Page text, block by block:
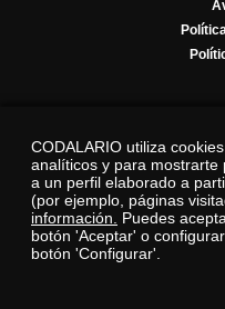
CODALARIO utiliza
analíticos y para mostrarte
a un perfil elaborado a
(por ejemplo, páginas
información.
Puedes
botón 'Aceptar' o
botón 'Configurar'.